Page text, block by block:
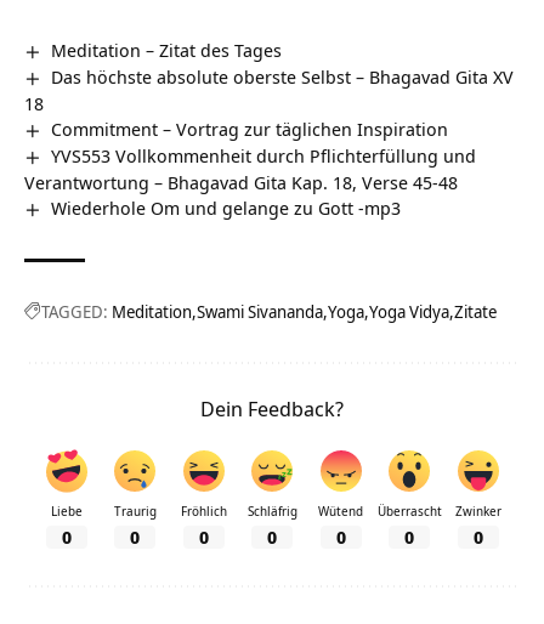
Meditation – Zitat des Tages
Das höchste absolute oberste Selbst – Bhagavad Gita XV
18
Commitment – Vortrag zur täglichen Inspiration
YVS553 Vollkommenheit durch Pflichterfüllung und
Verantwortung – Bhagavad Gita Kap. 18, Verse 45-48
Wiederhole Om und gelange zu Gott -mp3
TAGGED: Meditation Swami Sivananda Yoga Yoga Vidya Zitate
Dein Feedback?
Liebe
0
Traurig
0
Fröhlich
0
Schläfrig
0
Wütend
0
Überrascht
0
Zwinker
0